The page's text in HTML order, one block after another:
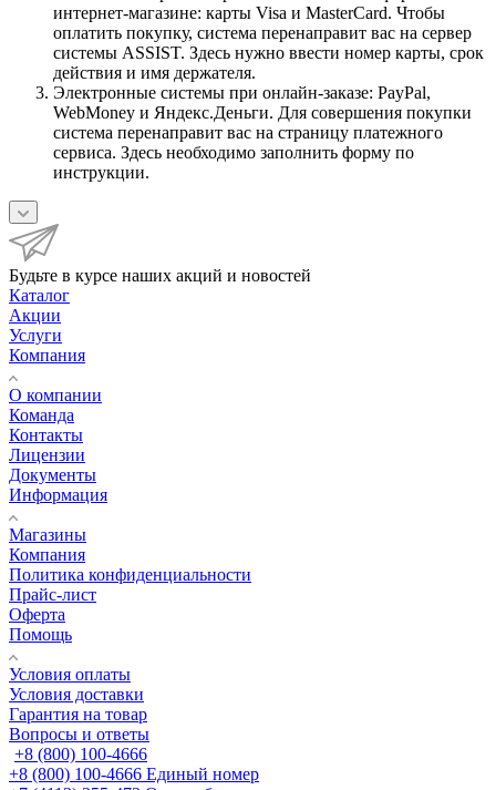
интернет-магазине: карты Visa и MasterCard. Чтобы
оплатить покупку, система перенаправит вас на сервер
системы ASSIST. Здесь нужно ввести номер карты, срок
действия и имя держателя.
Электронные системы при онлайн-заказе: PayPal,
WebMoney и Яндекс.Деньги. Для совершения покупки
система перенаправит вас на страницу платежного
сервиса. Здесь необходимо заполнить форму по
инструкции.
Будьте в курсе наших акций и новостей
Каталог
Акции
Услуги
Компания
О компании
Команда
Контакты
Лицензии
Документы
Информация
Магазины
Компания
Политика конфиденциальности
Прайс-лист
Оферта
Помощь
Условия оплаты
Условия доставки
Гарантия на товар
Вопросы и ответы
+8 (800) 100-4666
+8 (800) 100-4666 Единый номер